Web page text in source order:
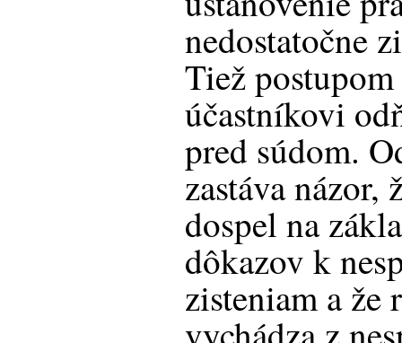
nedostatočne
Tiež
účastníkovi
pred súdom.
zastáva názor,
dospel na
dôkazov k
zisteniam a že